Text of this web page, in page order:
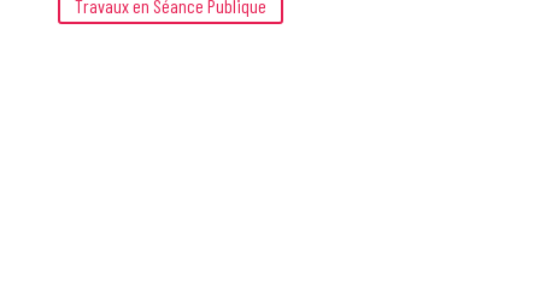
Travaux en Séance Publique